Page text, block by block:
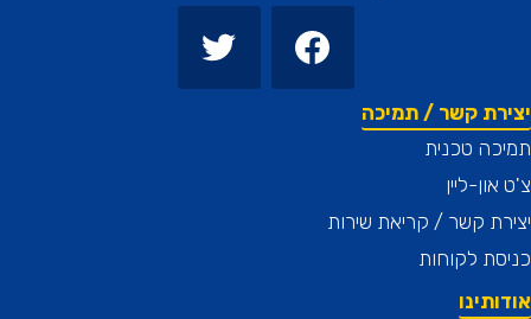
קשר / תמיכה
טכנית
ליין
קשר / קריאת שירות
לקוחות